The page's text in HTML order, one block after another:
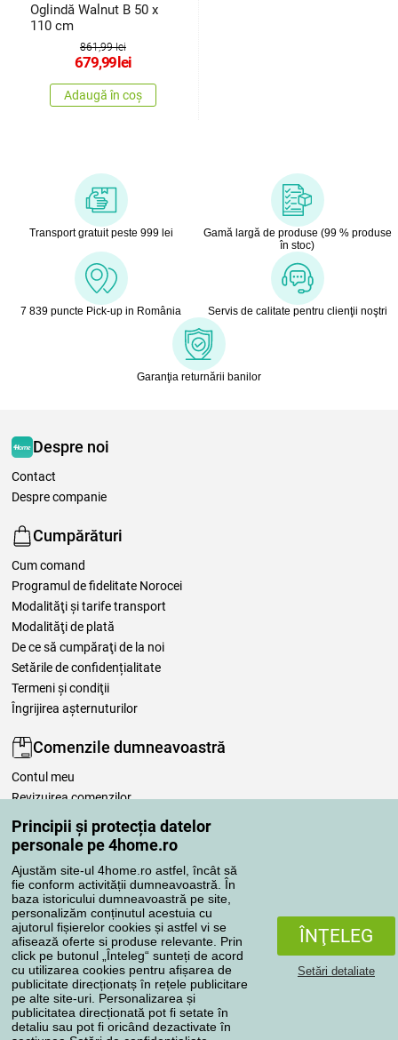
Principii și protecția datelor
personale pe 4home.ro
Ajustăm site-ul 4home.ro astfel, încât să
fie conform activității dumneavoastră. În
baza istoricului dumneavoastră pe site,
personalizăm conținutul acestuia cu
ajutorul fișierelor cookies și astfel vi se
afisează oferte si produse relevante. Prin
click pe butonul „Înteleg“ sunteți de acord
cu utilizarea cookies pentru afișarea de
publicitate direcționatș în rețele publicitare
pe alte site-uri. Personalizarea și
publicitatea direcționată pot fi setate în
detaliu sau pot fi oricând dezactivate în
ÎNŢELEG
Setări detaliate
Oglindă Walnut B 50 x
110 cm
861,99 lei
679,99 lei
Adaugă în coș
Transport gratuit peste 999 lei
Gamă largă de produse (99 % produse
în stoc)
7 839 puncte Pick-up in România Servis de calitate pentru clienţii noştri
Garanţia returnării banilor
Despre noi
Contact
Despre companie
Cumpărături
Cum comand
Programul de fidelitate Norocei
Modalităţi şi tarife transport
Modalităţi de plată
De ce să cumpăraţi de la noi
Setările de confidențialitate
Termeni şi condiţii
Îngrijirea așternuturilor
Comenzile dumneavoastră
Contul meu
Revizuirea comenzilor
Reclamaţii
Retragere de la contract
Regulile de procesare a recenziilor
Metode de transport
Metode de plată
Magazin de încredere